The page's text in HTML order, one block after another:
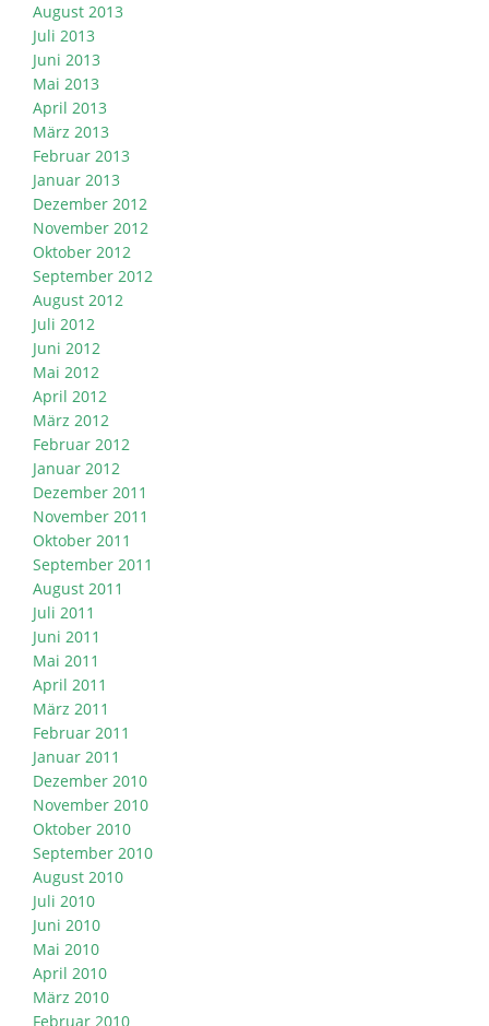
August 2013
Juli 2013
Juni 2013
Mai 2013
April 2013
März 2013
Februar 2013
Januar 2013
Dezember 2012
November 2012
Oktober 2012
September 2012
August 2012
Juli 2012
Juni 2012
Mai 2012
April 2012
März 2012
Februar 2012
Januar 2012
Dezember 2011
November 2011
Oktober 2011
September 2011
August 2011
Juli 2011
Juni 2011
Mai 2011
April 2011
März 2011
Februar 2011
Januar 2011
Dezember 2010
November 2010
Oktober 2010
September 2010
August 2010
Juli 2010
Juni 2010
Mai 2010
April 2010
März 2010
Februar 2010